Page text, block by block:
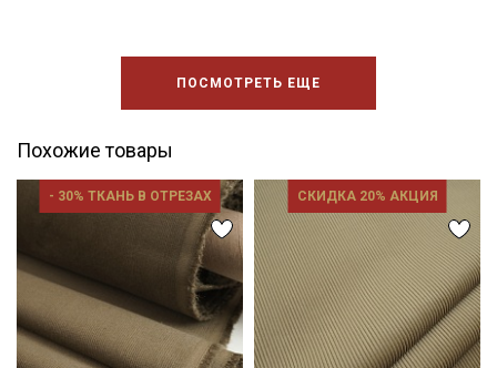
ПОСМОТРЕТЬ ЕЩЕ
Похожие товары
- 30% ТКАНЬ В ОТРЕЗАХ СКИДКА 20% АКЦИЯ